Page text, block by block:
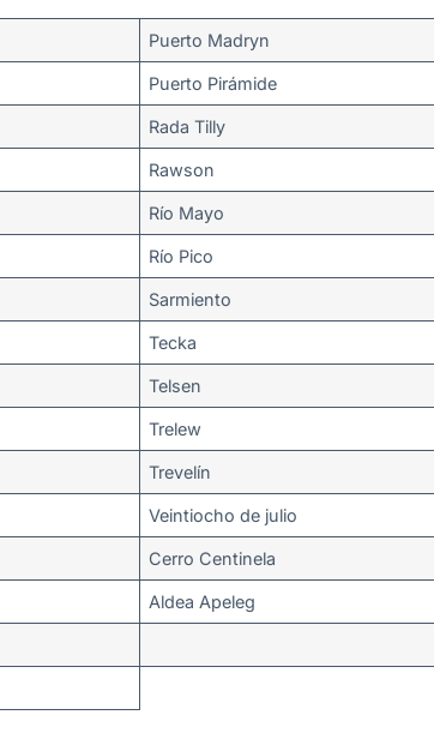
Puerto Madryn
Puerto Pirámide
Rada Tilly
Rawson
Río Mayo
Río Pico
Sarmiento
Tecka
Telsen
Trelew
Trevelín
Veintiocho de julio
Cerro Centinela
Aldea Apeleg